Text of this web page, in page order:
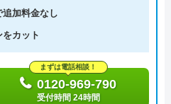
加料金なし
カット
まずは電話相談！
0120-969-790
受付時間 24時間